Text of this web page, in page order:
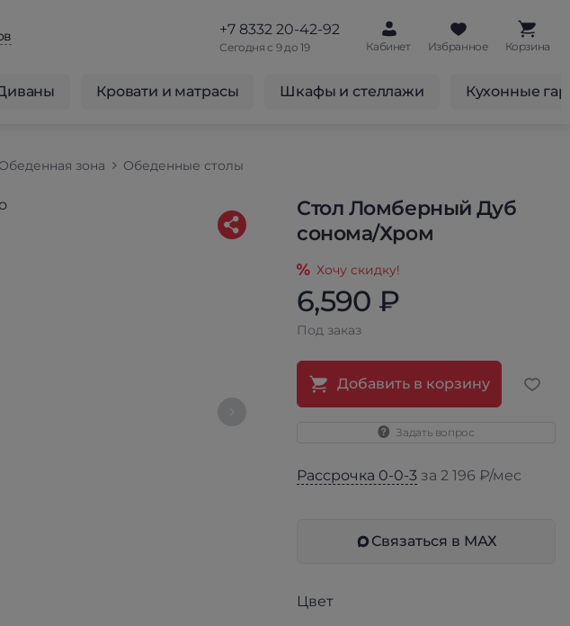
+7 8332 20-42-92
Сегодня с 9 до 19 Кабинет Избранное Корзина
Кровати и матрасы Шкафы и стеллажи Кухонные
Обеденная зона Обеденные столы
Стол Ломберный Дуб
сонома/Хром
Хочу скидку!
6,590 ₽
Под заказ
Добавить в корзину
Задать вопрос
Рассрочка 0-0-3 за 2 196 ₽/мес
Связаться в МАХ
Цвет